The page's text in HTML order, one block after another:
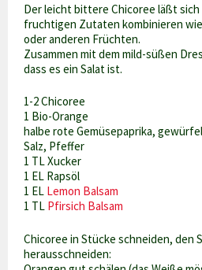
Der leicht bittere Chicoree läßt
fruchtigen Zutaten kombinieren
oder anderen Früchten.
Zusammen mit dem mild-süßen
dass es ein Salat ist.
1-2 Chicoree
1 Bio-Orange
halbe rote Gemüsepaprika,
Salz, Pfeffer
1 TL Xucker
1 EL Rapsöl
1 EL Lemon Balsam
1 TL Pfirsich Balsam
Chicoree in Stücke schneiden, den
herausschneiden: